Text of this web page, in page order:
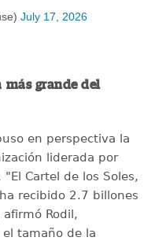
July 17, 2026
más grande del
en perspectiva la
liderada por
Cartel de los Soles,
recibido 2.7 billones
Rodil,
tamaño de la